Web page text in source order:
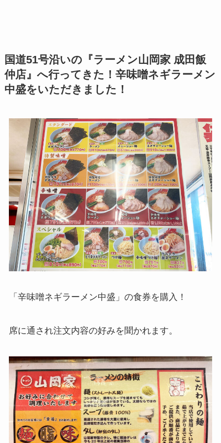
国道51号沿いの『ラーメン山岡家 成田飯
仲店』へ行ってきた！辛味噌ネギラーメン
中盛をいただきました！
「辛味噌ネギラーメン中盛」の食券を購入！
席に通され注文内容の好みを聞かれます。